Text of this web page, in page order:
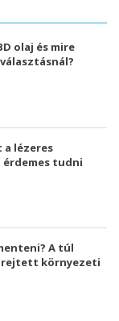
olaj és mire
a lézeres
tudni
A túl
rejtett környezeti